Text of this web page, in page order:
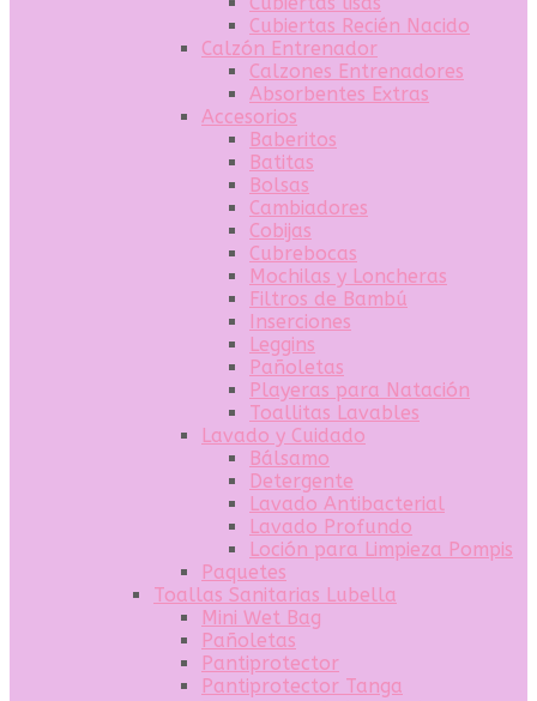
Cubiertas Recién Nacido
Calzón Entrenador
Calzones Entrenadores
Absorbentes Extras
Accesorios
Baberitos
Batitas
Bolsas
Cambiadores
Cobijas
Cubrebocas
Mochilas y Loncheras
Filtros de Bambú
Inserciones
Leggins
Pañoletas
Playeras para Natación
Toallitas Lavables
Lavado y Cuidado
Bálsamo
Detergente
Lavado Antibacterial
Lavado Profundo
Loción para Limpieza Pompis
Paquetes
Toallas Sanitarias Lubella
Mini Wet Bag
Pañoletas
Pantiprotector
Pantiprotector Tanga